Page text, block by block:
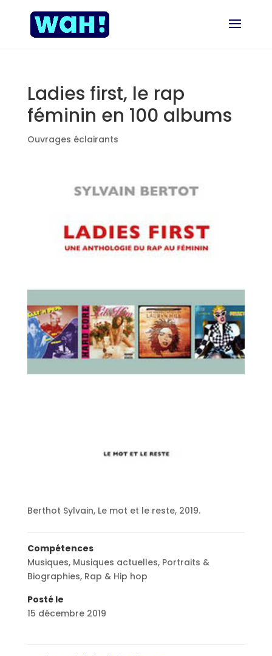
Ladies first, le rap
féminin en 100 albums
Ouvrages éclairants
Berthot Sylvain, Le mot et le reste, 2019.
Compétences
Musiques, Musiques actuelles, Portraits &
Biographies, Rap & Hip hop
Posté le
15 décembre 2019